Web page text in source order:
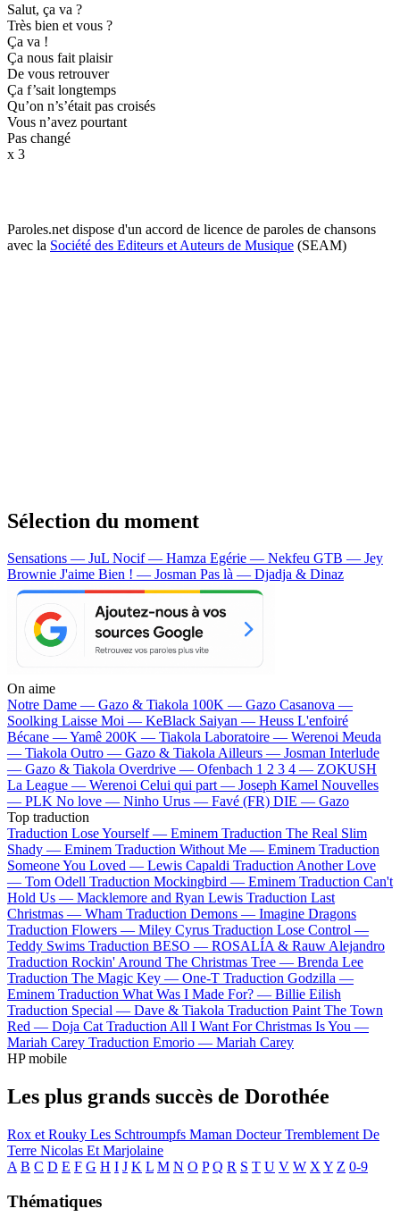
Salut, ça va ?
Très bien et vous ?
Ça va !
Ça nous fait plaisir
De vous retrouver
Ça f’sait longtemps
Qu’on n’s’était pas croisés
Vous n’avez pourtant
Pas changé
x 3
Paroles.net dispose d'un accord de licence de paroles de chansons
avec la Société des Editeurs et Auteurs de Musique (SEAM)
Sélection du moment
Sensations — JuL Nocif — Hamza Egérie — Nekfeu GTB — Jey
Brownie J'aime Bien ! — Josman Pas là — Djadja & Dinaz
On aime
Notre Dame — Gazo & Tiakola 100K — Gazo Casanova —
Soolking Laisse Moi — KeBlack Saiyan — Heuss L'enfoiré
Bécane —Yamê 200K — Tiakola Laboratoire — Werenoi Meuda
— Tiakola Outro — Gazo & TiakolaAilleurs — Josman Interlude
— Gazo & Tiakola Overdrive — Ofenbach 1 2 3 4 — ZOKUSH
La League — Werenoi Celui qui part — Joseph Kamel Nouvelles
— PLK No love — Ninho Urus — Favé (FR) DIE — Gazo
Top traduction
Traduction Lose Yourself — Eminem Traduction The Real Slim
Shady — Eminem Traduction Without Me — Eminem Traduction
Someone You Loved — Lewis Capaldi Traduction Another Love
— Tom Odell Traduction Mockingbird — Eminem Traduction Can't
Hold Us — Macklemore and Ryan Lewis Traduction Last
Christmas — Wham Traduction Demons — Imagine Dragons
Traduction Flowers — Miley Cyrus Traduction Lose Control —
Teddy Swims Traduction BESO — ROSALÍA & Rauw Alejandro
Traduction Rockin' Around The Christmas Tree — Brenda Lee
Traduction The Magic Key — One-T Traduction Godzilla —
Eminem Traduction What Was I Made For? — Billie Eilish
Traduction Special — Dave & Tiakola Traduction Paint The Town
Red — Doja Cat Traduction All I Want For Christmas Is You —
Mariah Carey Traduction Emorio — Mariah Carey
HP mobile
Les plus grands succès de Dorothée
Rox et Rouky Les Schtroumpfs Maman DocteurTremblement De
Terre Nicolas Et Marjolaine
A B C D E F G H I J K L M N O P Q R S T U V W X Y Z 0-9
Thématiques